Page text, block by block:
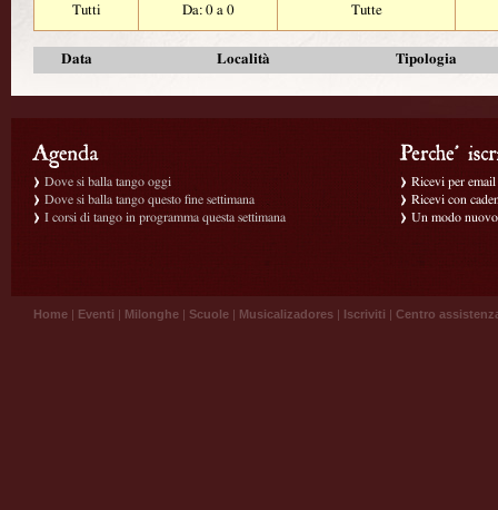
Tutti
Da: 0 a 0 Tutte
Data Località Tipologia
Dove si balla tango oggi
Dove si balla tango questo fine settimana
I corsi di tango in programma questa settimana
Ricevi per
Ricevi con
Un modo
Home | Eventi | Milonghe | Scuole | Musicalizadores | Iscriviti | Centro